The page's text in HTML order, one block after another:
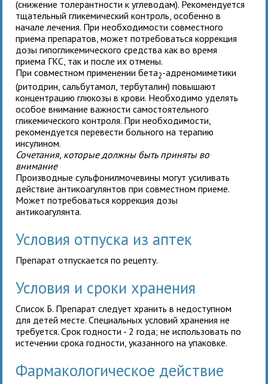
(снижение толерантности к углеводам). Рекомендуется
тщательный гликемический контроль, особенно в
начале лечения. При необходимости совместного
приема препаратов, может потребоваться коррекция
дозы гипогликемического средства как во время
приема ГКС, так и после их отмены.
При совместном применении бета2-адреномиметики
(ритодрин, сальбутамол, тербуталин) повышают
концентрацию глюкозы в крови. Необходимо уделять
особое внимание важности самостоятельного
гликемического контроля. При необходимости,
рекомендуется перевести больного на терапию
инсулином.
Сочетания, которые должны быть приняты во
внимание
Производные сульфонилмочевины могут усиливать
действие антикоагулянтов при совместном приеме.
Может потребоваться коррекция дозы
антикоагулянта.
Условия отпуска из аптек
Препарат отпускается по рецепту.
Условия и сроки хранения
Список Б. Препарат следует хранить в недоступном
для детей месте. Специальных условий хранения не
требуется. Срок годности - 2 года; не использовать по
истечении срока годности, указанного на упаковке.
Фармакологическое действие